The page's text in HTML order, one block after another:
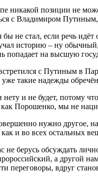
никакой позиции не
с Владимиром
не стал, если речь идёт
историю – ну
попадает на высшую
с Путиным в
такие надежды
нету и не будет, потому
Порошенко, мы не
нужно другое,
и во всех остальных
берусь обсуждать
а другой
переговоры, вдруг